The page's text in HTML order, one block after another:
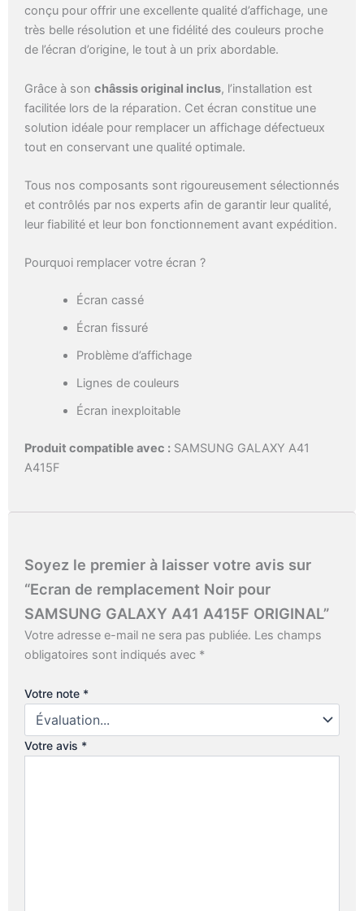
conçu pour offrir une excellente qualité d’affichage, une
très belle résolution et une fidélité des couleurs proche
de l’écran d’origine, le tout à un prix abordable.
Grâce à son châssis original inclus, l’installation est
facilitée lors de la réparation. Cet écran constitue une
solution idéale pour remplacer un affichage défectueux
tout en conservant une qualité optimale.
Tous nos composants sont rigoureusement sélectionnés
et contrôlés par nos experts afin de garantir leur qualité,
leur fiabilité et leur bon fonctionnement avant expédition.
Pourquoi remplacer votre écran ?
Écran cassé
Écran fissuré
Problème d’affichage
Lignes de couleurs
Écran inexploitable
Produit compatible avec : SAMSUNG GALAXY A41
A415F
Soyez le premier à laisser votre avis sur
“Ecran de remplacement Noir pour
SAMSUNG GALAXY A41 A415F ORIGINAL”
Votre adresse e-mail ne sera pas publiée. Les champs
obligatoires sont indiqués avec *
Votre note *
Votre avis *